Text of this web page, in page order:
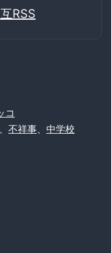
RSS
コ
不祥事 中学校